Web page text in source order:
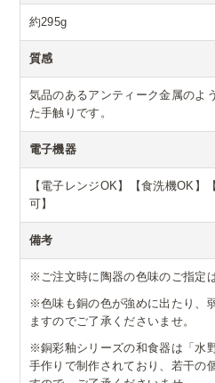
約295g
質感
気品のあるアンティーク金属のよ
た手触りです。
電子機器
【電子レンジOK】【食洗機OK】
可】
備考
※ご注文時に陶器の色味のご指定
※色味も銅の色が強めに出たり、
ますのでご了承くださいませ。
※銅彩釉シリーズの和食器は「水
手作りで制作されており、若干の